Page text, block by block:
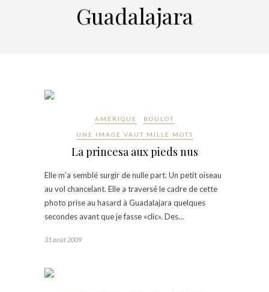
Guadalajara
AMÉRIQUE BOULOT
UNE IMAGE VAUT MILLE MOTS
La princesa aux pieds nus
Elle m’a semblé surgir de nulle part. Un petit oiseau
au vol chancelant. Elle a traversé le cadre de cette
photo prise au hasard à Guadalajara quelques
secondes avant que je fasse «clic». Des…
31 août 2009